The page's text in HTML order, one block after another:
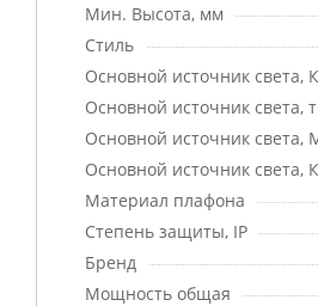
Мин. Высота, мм
Стиль
Основной источник света,
Основной источник света,
Основной источник
Основной источник света,
Материал плафона
Степень защиты, IP
Бренд
Мощность общая